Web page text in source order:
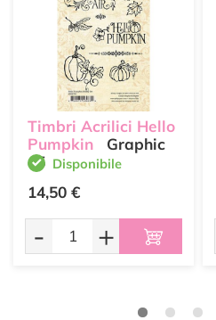
Timbri Acrilici Hello
Pumpkin
Graphic
45 Disponibile
14,50 €
- +